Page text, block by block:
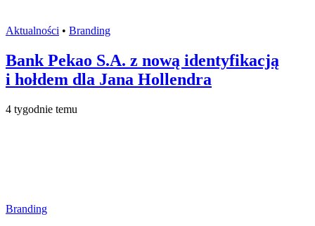
Aktualności • Branding
Bank Pekao S.A. z nową identyfikacją
i hołdem dla Jana Hollendra
4 tygodnie temu
Branding